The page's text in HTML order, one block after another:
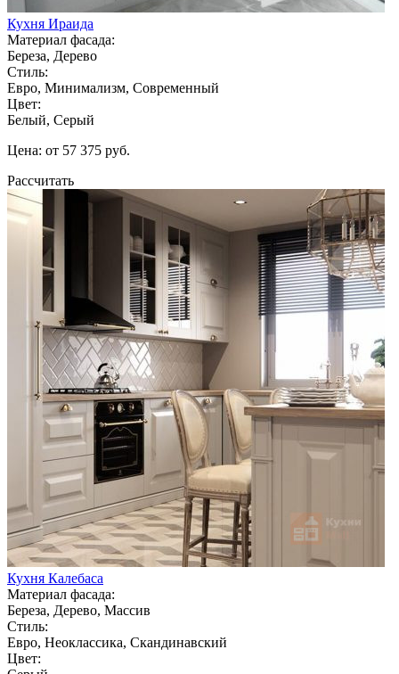
Кухня Ираида
Материал фасада:
Береза, Дерево
Стиль:
Евро, Минимализм, Современный
Цвет:
Белый, Серый
Цена: от 57 375 руб.
Рассчитать
Кухня Калебаса
Материал фасада:
Береза, Дерево, Массив
Стиль:
Евро, Неоклассика, Скандинавский
Цвет: